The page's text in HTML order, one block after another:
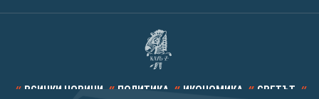
ВСИЧКИ НОВИНИ ПОЛИТИКА ИКОНОМИКА СВЕТЪТ